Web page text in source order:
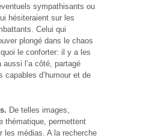
sympathisants ou
hésiteraient sur les
Celui qui
plongé dans le chaos
le conforter: il y a les
l’a côté, partagé
capables d’humour et de
De telles images,
thématique, permettent
les médias. A la recherche